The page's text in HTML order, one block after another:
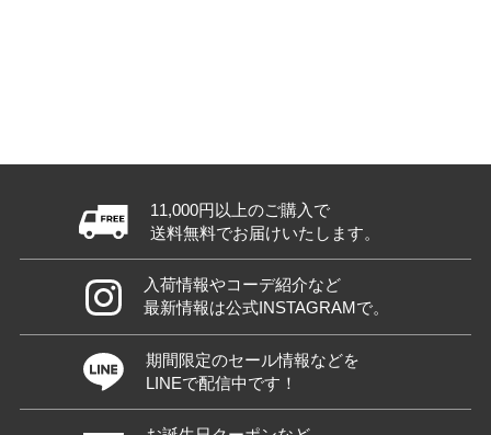
11,000円以上のご購入で
送料無料でお届けいたします。
入荷情報やコーデ紹介など
最新情報は公式INSTAGRAMで。
期間限定のセール情報などを
LINEで配信中です！